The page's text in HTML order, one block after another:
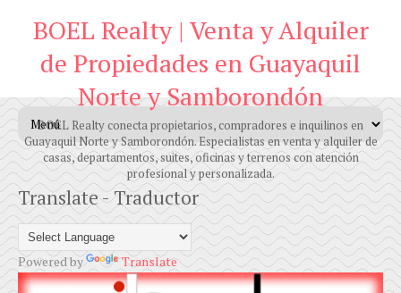
BOEL Realty | Venta y Alquiler
de Propiedades en Guayaquil
Norte y Samborondón
BOEL Realty conecta propietarios, compradores e inquilinos en
Guayaquil Norte y Samborondón. Especialistas en venta y alquiler de
casas, departamentos, suites, oficinas y terrenos con atención
profesional y personalizada.
Translate - Traductor
Powered by Translate